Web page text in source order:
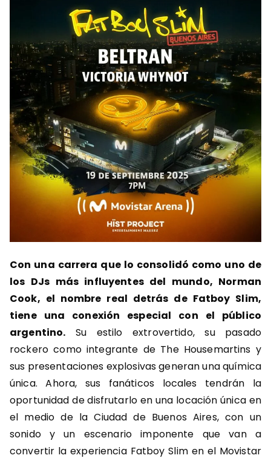
Con una carrera que lo consolidó como uno de
los DJs más influyentes del mundo, Norman
Cook, el nombre real detrás de Fatboy Slim,
tiene una conexión especial con el público
argentino. Su estilo extrovertido, su pasado
rockero como integrante de The Housemartins y
sus presentaciones explosivas generan una química
única. Ahora, sus fanáticos locales tendrán la
oportunidad de disfrutarlo en una locación única en
el medio de la Ciudad de Buenos Aires, con un
sonido y un escenario imponente que van a
convertir la experiencia Fatboy Slim en el Movistar